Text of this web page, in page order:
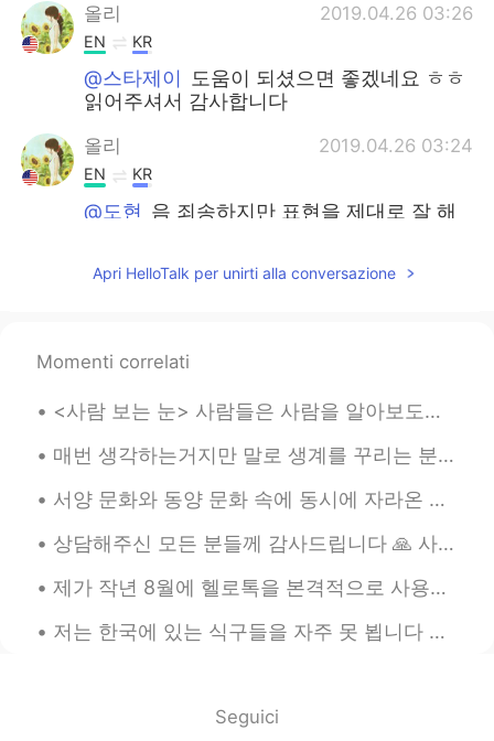
올리 2019.04.26 03:26
EN KR
@스타제이 도움이 되셨으면 좋겠네요 ㅎㅎ
읽어주셔서 감사합니다
올리 2019.04.26 03:24
EN KR
@도현 음 죄송하지만 표현을 제대로 잘 해
"신남"과 "화남"은 어떻게 보면 종이 한장의
KR CN
이런거 좋아요
도현 2019.04.25 18:48
😆😆
Apri HelloTalk per unirti alla conversazione
Momenti correlati
<사람 보는 눈> 사람들은 사람을 알아보도록 할 때 주로 숫자 얘기를 많이 하시잖아요 나이? 키? 집 평수? 연봉? 토익 점수? 등등 그런데 그런 걸 알아봤자 솔직히 그 ...
매번 생각하는거지만 말로 생계를 꾸리는 분들이 정말 존경스러워요 소설가 어나운서 스포츠캐스터 등등 지금 아빠랑 경기 보고 있는데 한국 스포츠캐스터의 나레이션으로 듣고 있다가...
서양 문화와 동양 문화 속에 동시에 자라온 사람으로서 (교포예요) 여러가지 문화 차이가 느껴져요 미의 기준, 식사 예절, 샤워하는 시간까지 다 많이 다르죠 오늘은 동양 문화...
상담해주신 모든 분들께 감사드립니다 🙏 사실은 제 고민은 아니었고요 친언니가 요즘 고민하고 있었거든요 저는 듣자마자 반대를 했는데 제가 너무 언니를 보호하려고 방어적인 태...
제가 작년 8월에 헬로톡을 본격적으로 사용하기 시작했어요 이제 거의 1년 다 되어가네요 지난 한해동안 정말 많은 분들과 인연을 맺게 되었어요 좀 불쾌한 사정을 여러번 겪었지만...
저는 한국에 있는 식구들을 자주 못 뵙니다 저희 부모님은 한국인이지만 저는 미국에서 태어나고 자라왔습니다 대학 다닐때까지 한국에 못 갔습니다 작년 9월에 한국을 방문할 수 있...
Seguici